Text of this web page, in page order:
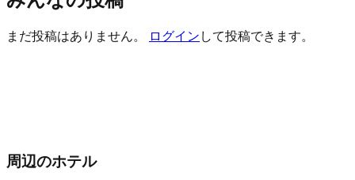
まだ投稿はありません。 ログイン して投稿できます。
周辺のホテル